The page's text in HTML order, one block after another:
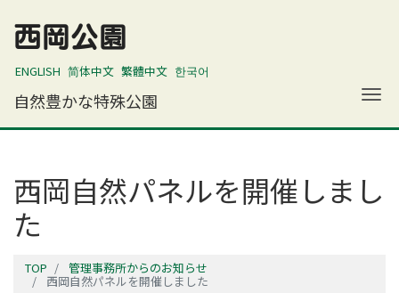
西岡公園
ENGLISH 简体中文 繁體中文 한국어
自然豊かな特殊公園 ナ
西岡自然パネルを開催しまし
た
TOP 管理事務所からのお知らせ
西岡自然パネルを開催しました